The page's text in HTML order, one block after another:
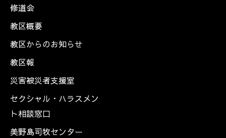
修道会
教区概要
教区からのお知らせ
教区報
災害被災者支援室
セクシャル・ハラスメン
ト相談窓口
美野島司牧センター